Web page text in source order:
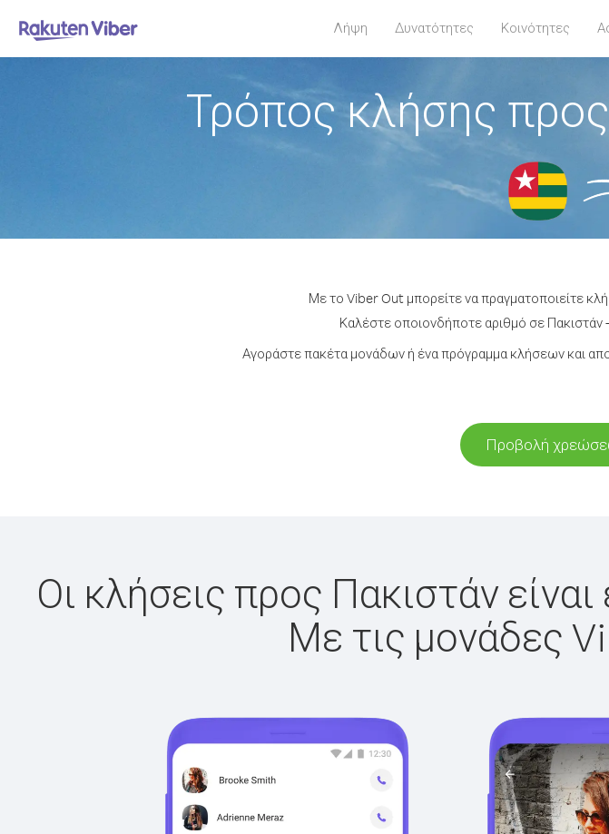
Λήψη Δυνατότητες Κοινότητες
Τρόπος κλήσης
Με το Viber Out μπορείτε να πραγματοποιείτε
Καλέστε οποιονδήποτε αριθμό σε
Αγοράστε πακέτα μονάδων ή ένα πρόγραμμα κλήσεων και
Προβολή
Οι κλήσεις προς Πακιστάν
Με τις μονάδες